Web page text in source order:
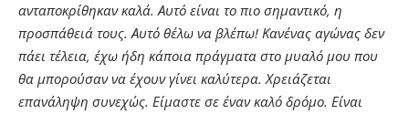
ανταποκρίθηκαν καλά. Αυτό είναι το πιο σημαντικό, η
προσπάθειά τους. Αυτό θέλω να βλέπω! Κανένας αγώνας δεν
πάει τέλεια, έχω ήδη κάποια πράγματα στο μυαλό μου που
θα μπορούσαν να έχουν γίνει καλύτερα. Χρειάζεται
επανάληψη συνεχώς. Είμαστε σε έναν καλό δρόμο. Είναι